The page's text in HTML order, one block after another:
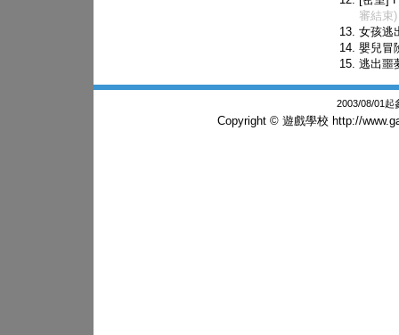
審結束)
女孩逃
嬰兒冒
逃出噩
2003/08/01起
Copyright © 遊戲學校 http://